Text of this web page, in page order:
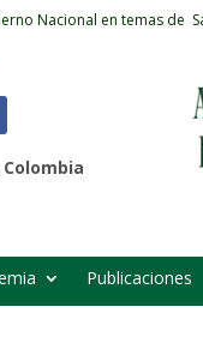
Nacional en temas de
Colombia
Publicaciones